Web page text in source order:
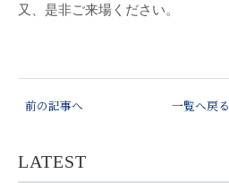
又、是非ご来場ください。
前の記事へ 一覧へ戻る
LATEST